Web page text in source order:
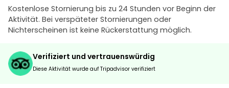
Kostenlose Stornierung bis zu 24 Stunden vor Beginn der
Aktivität. Bei verspäteter Stornierungen oder
Nichterscheinen ist keine Rückerstattung möglich.
Verifiziert und vertrauenswürdig
Diese Aktivität wurde auf Tripadvisor verifiziert